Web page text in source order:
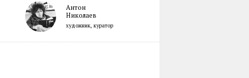
Антон
Николаев
художник, куратор